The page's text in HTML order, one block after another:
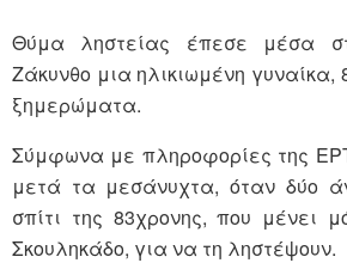
Θύμα ληστείας έπεσε μέσα
Ζάκυνθο μια ηλικιωμένη
ξημερώματα.
Σύμφωνα με πληροφορίες της
μετά τα μεσάνυχτα, όταν δύο
σπίτι της 83χρονης, που μένει
Σκουληκάδο, για να τη ληστέψουν.